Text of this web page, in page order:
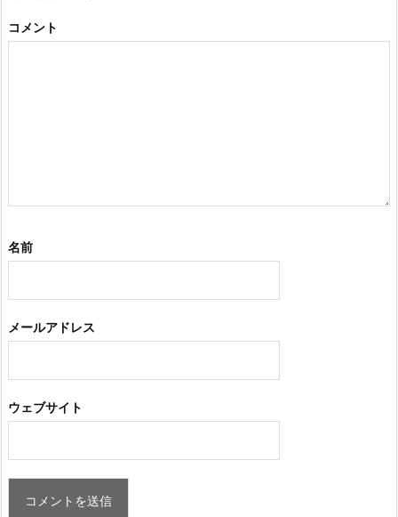
コメント
名前
メールアドレス
ウェブサイト